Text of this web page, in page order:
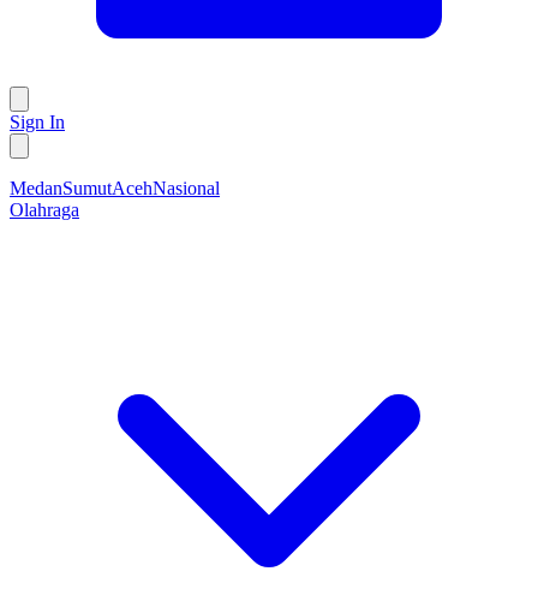
Sign In
MedanSumutAcehNasional
Olahraga